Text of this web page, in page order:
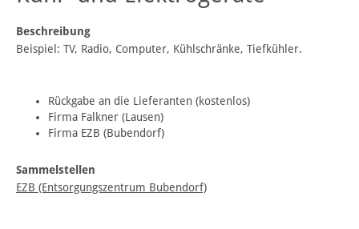
Beschreibung
Beispiel: TV, Radio, Computer, Kühlschränke, Tiefkühler.
Rückgabe an die Lieferanten (kostenlos)
Firma Falkner (Lausen)
Firma EZB (Bubendorf)
Sammelstellen
EZB (Entsorgungszentrum Bubendorf)